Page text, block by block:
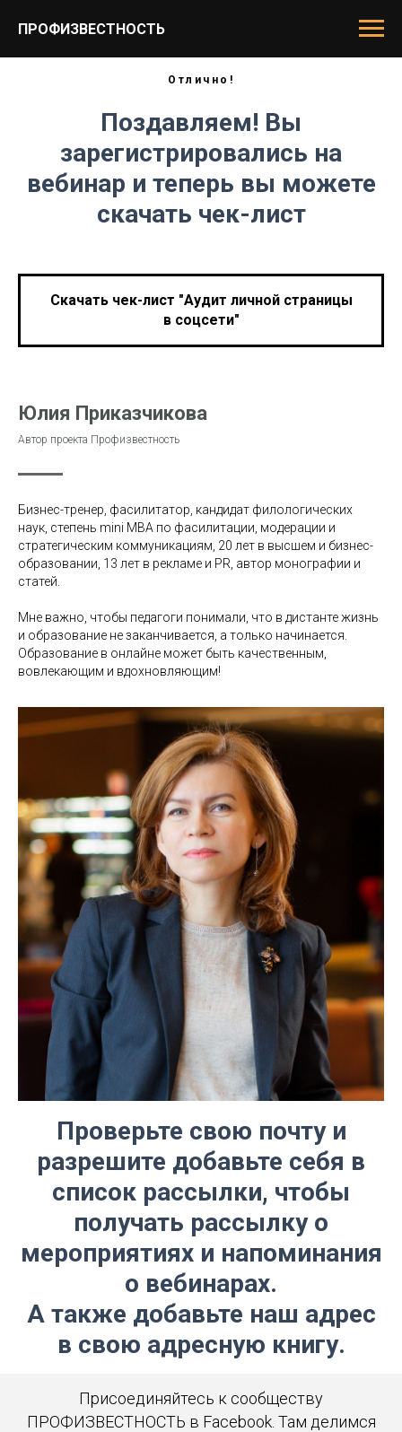
ПРОФИЗВЕСТНОСТЬ
Отлично!
Поздавляем! Вы
зарегистрировались на
вебинар и теперь вы можете
скачать чек-лист
Скачать чек-лист "Аудит личной страницы
в соцсети"
Юлия Приказчикова
Автор проекта Профизвестность
Бизнес-тренер, фасилитатор, кандидат филологических
наук, степень mini MBA по фасилитации, модерации и
стратегическим коммуникациям, 20 лет в высшем и бизнес-
образовании, 13 лет в рекламе и PR, автор монографии и
статей.
Мне важно, чтобы педагоги понимали, что в дистанте жизнь
и образование не заканчивается, а только начинается.
Образование в онлайне может быть качественным,
вовлекающим и вдохновляющим!
Проверьте свою почту и
разрешите добавьте себя в
список рассылки, чтобы
получать рассылку о
мероприятиях и напоминания
о вебинарах.
А также добавьте наш адрес
в свою адресную книгу.
Присоединяйтесь к сообществу
ПРОФИЗВЕСТНОСТЬ в Facebook. Там делимся